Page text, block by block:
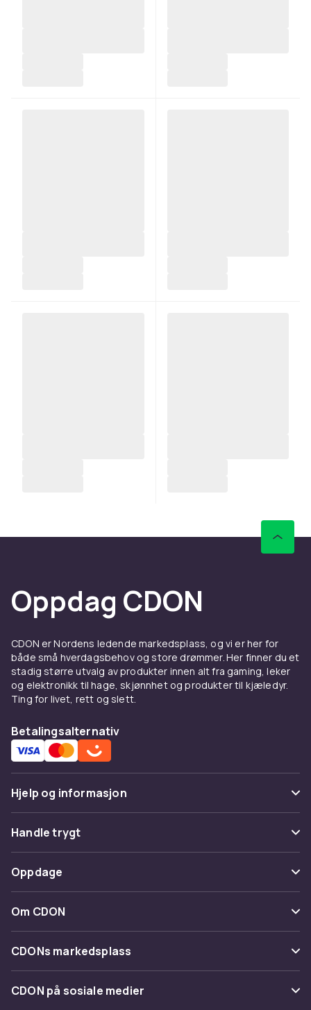
Oppdag CDON
CDON er Nordens ledende markedsplass, og vi er her for
både små hverdagsbehov og store drømmer. Her finner du et
stadig større utvalg av produkter innen alt fra gaming, leker
og elektronikk til hage, skjønnhet og produkter til kjæledyr.
Ting for livet, rett og slett.
Betalingsalternativ
Hjelp og informasjon
Vanlige spørsmål
Spor pakke
Angre & returner her
Kontakt oss
Handle trygt
Betaling
Levering
Tilbakekallinger
Oppdage
Kategorier
Varemerker
Om CDON
Om oss
Kundeanmeldelser
Jobbe på CDON
CDONs markedsplass
Merchant Help Center
CDON på sosiale medier